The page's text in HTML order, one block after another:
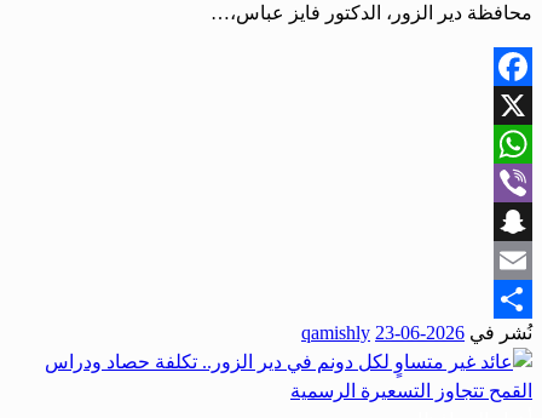
محافظة دير الزور، الدكتور فايز عباس،…
Facebook
X
WhatsApp
Viber
Snapchat
Email
Share
نُشر في 2026-06-23
qamishly